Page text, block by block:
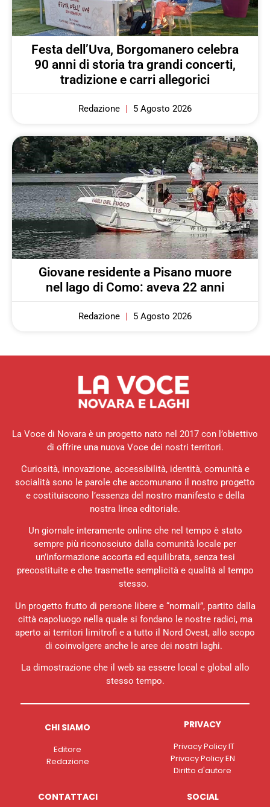
Festa dell’Uva, Borgomanero celebra
90 anni di storia tra grandi concerti,
tradizione e carri allegorici
Redazione 5 Agosto 2026
Giovane residente a Pisano muore
nel lago di Como: aveva 22 anni
Redazione 5 Agosto 2026
La Voce di Novara è un progetto nato nel 2017 con l’obiettivo
di offrire una nuova Voce dei nostri territori.
Curiosità, innovazione, accessibilità, identità, comunità e
socialità sono le parole che accomunano il nostro progetto
e costituiscono l’essenza del nostro manifesto e della
nostra linea editoriale.
Un giornale interamente online che nel tempo è stato
sempre più riconosciuto dalla comunità locale per
un’informazione accorta ed equilibrata, senza tesi
precostituite e che trasmette semplicità e qualità al tempo
stesso.
Un progetto frutto di persone libere e “normali”, partito dalla
città capoluogo nella quale si fondano le nostre radici, ma
aperto ai territori limitrofi e a tutto il Nord Ovest, allo scopo
di coinvolgere anche le aree dei nostri laghi.
La dimostrazione che il web sa essere local e global allo
stesso tempo.
CHI SIAMO
Editore
Redazione
PRIVACY
Privacy Policy IT
Privacy Policy EN
Diritto d'autore
CONTATTACI SOCIAL